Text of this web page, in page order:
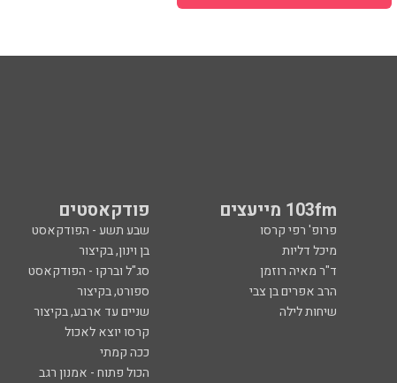
103fm מייעצים פודקאסטים
פרופ' רפי קרסו שבע תשע - הפודקאסט
מיכל דליות בן וינון, בקיצור
ד"ר מאיה רוזמן סג"ל וברקו - הפודקאסט
הרב אפרים בן צבי ספורט, בקיצור
שיחות לילה שניים עד ארבע, בקיצור
קרסו יוצא לאכול
ככה קמתי
הכול פתוח - אמנון רגב